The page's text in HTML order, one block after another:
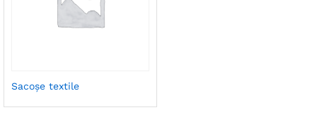
Sacoșe textile